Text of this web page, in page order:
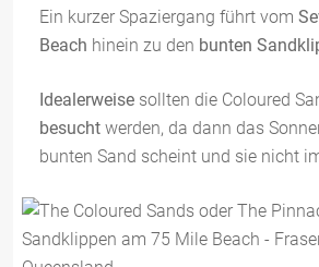
Ein kurzer Spaziergang führt vom
Beach hinein zu den bunten
Idealerweise sollten die Coloured
besucht werden, da dann das
bunten Sand scheint und sie nicht